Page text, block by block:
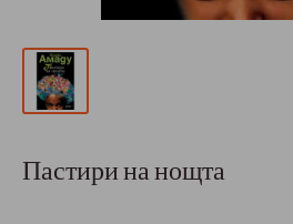
Пастири на нощта